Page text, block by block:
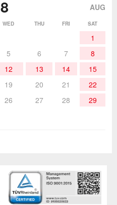
8 AUG
WED THU FRI SAT
1
5 6 7
8
12 13 14
15
19 20 21
22
26 27 28
29